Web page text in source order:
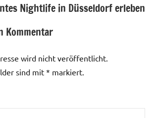
Nightlife in Düsseldorf erleben
Kommentar
wird nicht veröffentlicht.
sind mit * markiert.